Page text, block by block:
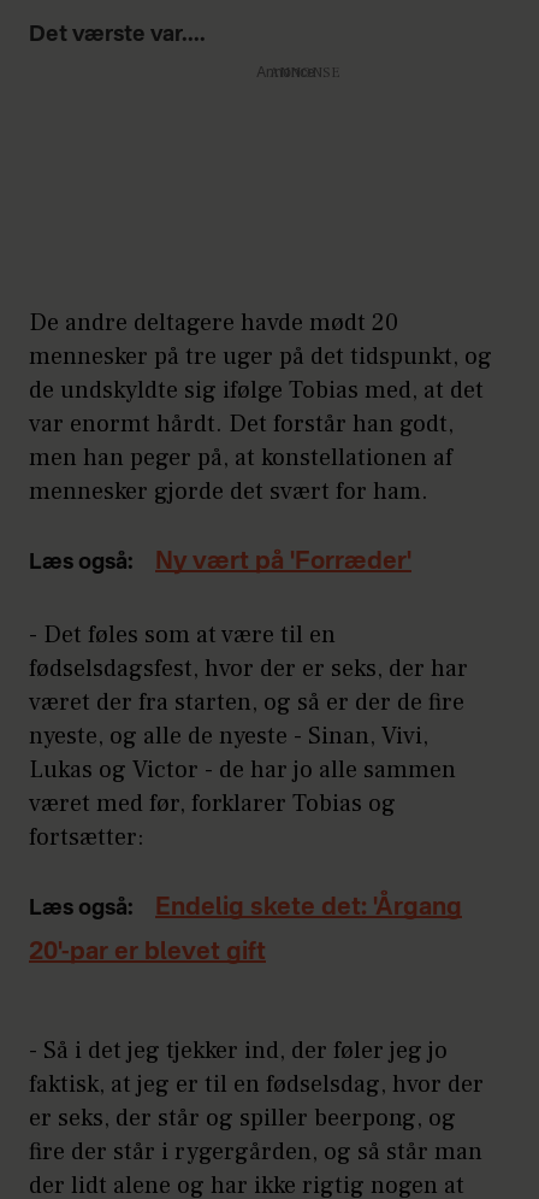
Det værste var....
Annonce
De andre deltagere havde mødt 20
mennesker på tre uger på det tidspunkt, og
de undskyldte sig ifølge Tobias med, at det
var enormt hårdt. Det forstår han godt,
men han peger på, at konstellationen af
mennesker gjorde det svært for ham.
Læs også: Ny vært på 'Forræder'
- Det føles som at være til en
fødselsdagsfest, hvor der er seks, der har
været der fra starten, og så er der de fire
nyeste, og alle de nyeste - Sinan, Vivi,
Lukas og Victor - de har jo alle sammen
været med før, forklarer Tobias og
fortsætter:
Læs også:
Endelig skete det: 'Årgang
20'-par er blevet gift
- Så i det jeg tjekker ind, der føler jeg jo
faktisk, at jeg er til en fødselsdag, hvor der
er seks, der står og spiller beerpong, og
fire der står i rygergården, og så står man
der lidt alene og har ikke rigtig nogen at